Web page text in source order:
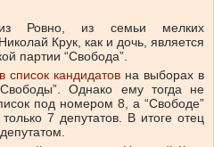
Ровно, из семьи мелких
Крук, как и дочь, является
партии “Свобода”.
кандидатов на выборах в
Однако ему тогда не
под номером 8, а “Свободе”
7 депутатов. В итоге отец